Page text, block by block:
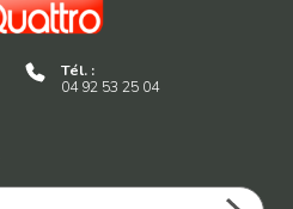
Tél. :
04 92 53 25 04